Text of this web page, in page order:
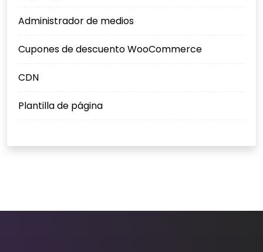
Administrador de medios
Cupones de descuento WooCommerce
CDN
Plantilla de página